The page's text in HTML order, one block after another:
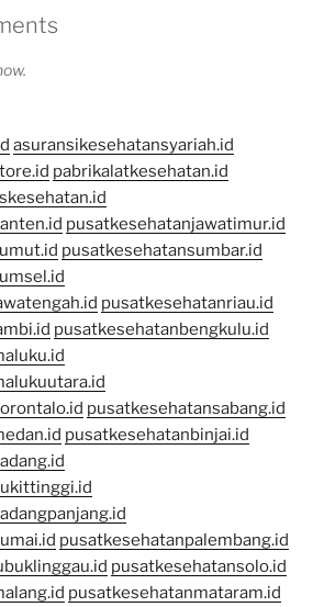
asuransikesehatansyariah.id
pabrikalatkesehatan.id
pusatkesehatanjawatimur.id
pusatkesehatansumbar.id
pusatkesehatanriau.id
pusatkesehatanbengkulu.id
pusatkesehatansabang.id
pusatkesehatanbinjai.id
pusatkesehatanpalembang.id
pusatkesehatansolo.id
pusatkesehatanmataram.id